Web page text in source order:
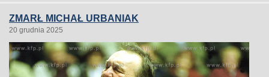
ZMARŁ MICHAŁ URBANIAK
20 grudnia 2025